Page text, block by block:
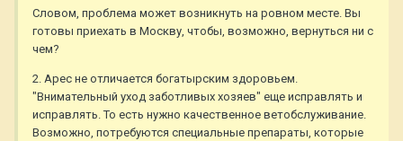
Словом, проблема может возникнуть на ровном месте. Вы
готовы приехать в Москву, чтобы, возможно, вернуться ни с
чем?
2. Арес не отличается богатырским здоровьем.
"Внимательный уход заботливых хозяев" еще исправлять и
исправлять. То есть нужно качественное ветобслуживание.
Возможно, потребуются специальные препараты, которые